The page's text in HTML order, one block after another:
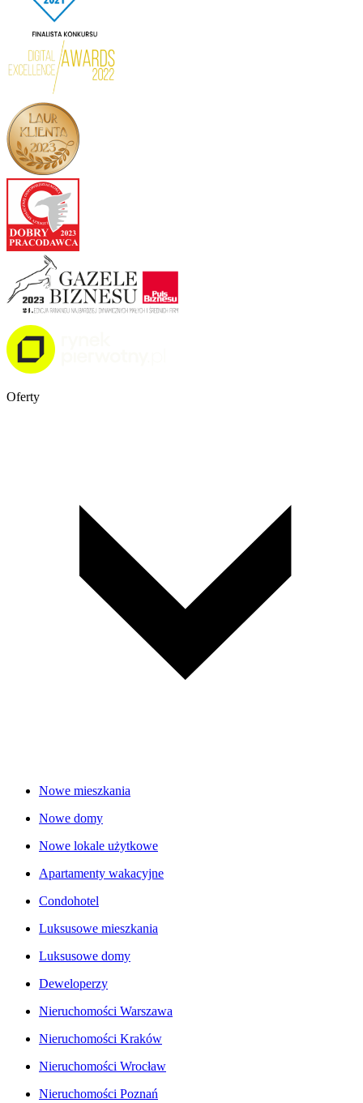
Oferty
Nowe mieszkania
Nowe domy
Nowe lokale użytkowe
Apartamenty wakacyjne
Condohotel
Luksusowe mieszkania
Luksusowe domy
Deweloperzy
Nieruchomości Warszawa
Nieruchomości Kraków
Nieruchomości Wrocław
Nieruchomości Poznań